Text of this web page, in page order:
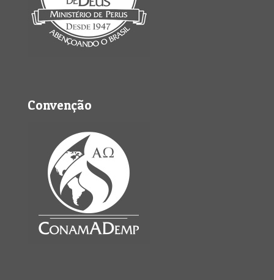
Convenção